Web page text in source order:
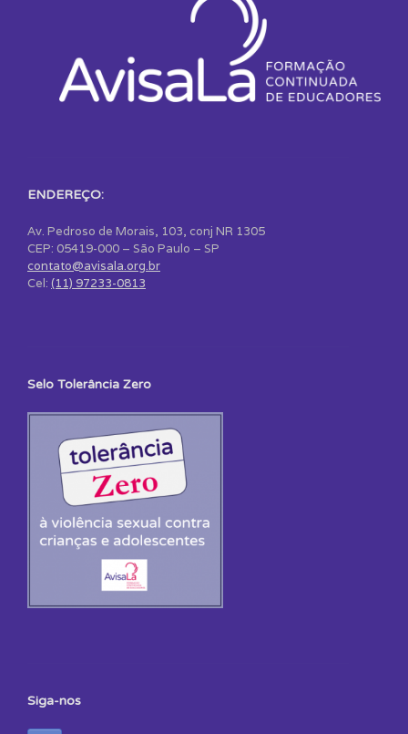
ENDEREÇO:
Av. Pedroso de Morais, 103, conj NR 1305
CEP: 05419-000 – São Paulo – SP
contato@avisala.org.br
Cel: (11) 97233-0813
Selo Tolerância Zero
Siga-nos